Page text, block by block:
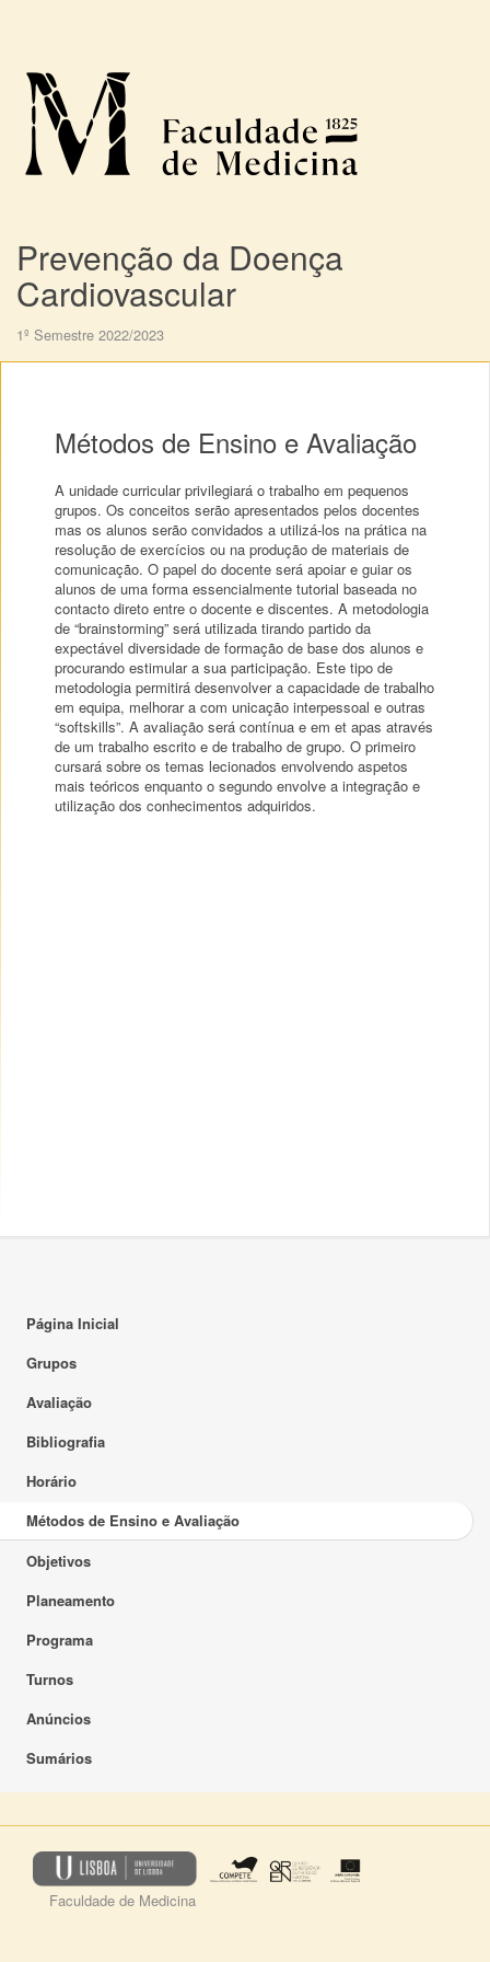
Prevenção da Doença
Cardiovascular
1º Semestre 2022/2023
Métodos de Ensino e Avaliação
A unidade curricular privilegiará o trabalho em pequenos
grupos. Os conceitos serão apresentados pelos docentes
mas os alunos serão convidados a utilizá-los na prática na
resolução de exercícios ou na produção de materiais de
comunicação. O papel do docente será apoiar e guiar os
alunos de uma forma essencialmente tutorial baseada no
contacto direto entre o docente e discentes. A metodologia
de “brainstorming” será utilizada tirando partido da
expectável diversidade de formação de base dos alunos e
procurando estimular a sua participação. Este tipo de
metodologia permitirá desenvolver a capacidade de trabalho
em equipa, melhorar a com unicação interpessoal e outras
“softskills”. A avaliação será contínua e em et apas através
de um trabalho escrito e de trabalho de grupo. O primeiro
cursará sobre os temas lecionados envolvendo aspetos
mais teóricos enquanto o segundo envolve a integração e
utilização dos conhecimentos adquiridos.
Página Inicial
Grupos
Avaliação
Bibliografia
Horário
Métodos de Ensino e Avaliação
Objetivos
Planeamento
Programa
Turnos
Anúncios
Sumários
Faculdade de Medicina